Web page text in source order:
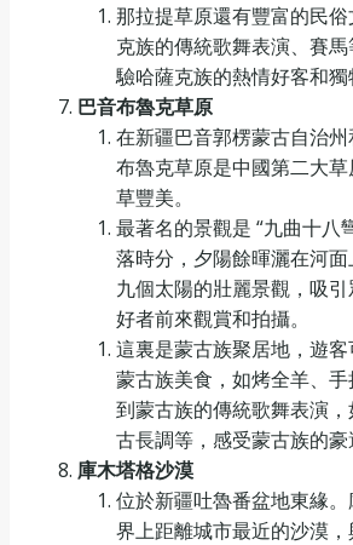
那拉提草原還有豐富的民
克族的傳統歌舞表演、賽
驗哈薩克族的熱情好客和獨
巴音布魯克草原
在新疆巴音郭楞蒙古自治
布魯克草原是中國第二大
草豐美。
最著名的景觀是 “九曲十八
落時分，夕陽餘暉灑在河
九個太陽的壯麗景觀，吸
好者前來觀賞和拍攝。
這裏是蒙古族聚居地，遊
蒙古族美食，如烤全羊、
到蒙古族的傳統歌舞表演
古長調等，感受蒙古族的豪
庫木塔格沙漠
位於新疆吐魯番盆地東緣
界上距離城市最近的沙漠